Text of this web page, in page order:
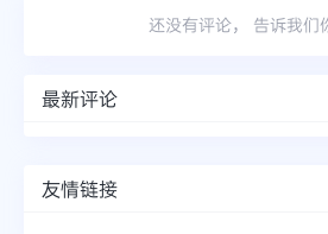
还没有评论， 告诉我们
最新评论
友情链接